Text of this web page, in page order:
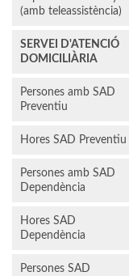
(amb teleassistència)
SERVEI D'ATENCIÓ
DOMICILIÀRIA
Persones amb SAD
Preventiu
Hores SAD Preventiu
Persones amb SAD
Dependència
Hores SAD
Dependència
Persones SAD